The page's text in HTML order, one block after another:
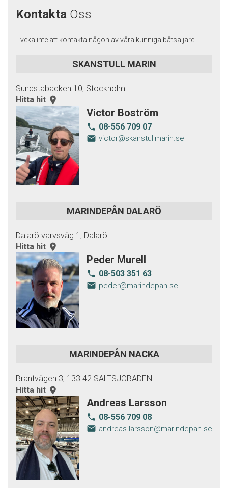
Kontakta Oss
Tveka inte att kontakta någon av våra kunniga båtsäljare.
SKANSTULL MARIN
Sundstabacken 10, Stockholm
Hitta hit room
Victor Boström
local_phone 08-556 709 07
email victor@skanstullmarin.se
MARINDEPÅN DALARÖ
Dalarö varvsväg 1, Dalarö
Hitta hit room
Peder Murell
local_phone 08-503 351 63
email peder@marindepan.se
MARINDEPÅN NACKA
Brantvägen 3, 133 42 SALTSJÖBADEN
Hitta hit room
Andreas Larsson
local_phone 08-556 709 08
email andreas.larsson@marindepan.se